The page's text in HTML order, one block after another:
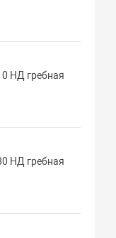
НД гребная
НД гребная